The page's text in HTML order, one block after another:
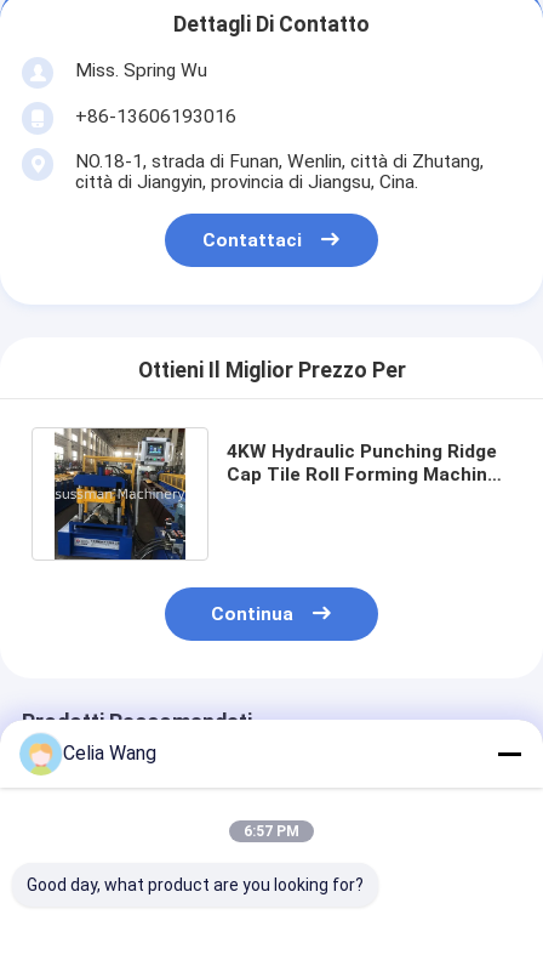
Dettagli Di Contatto
Miss. Spring Wu
+86-13606193016
NO.18-1, strada di Funan, Wenlin, città di Zhutang,
città di Jiangyin, provincia di Jiangsu, Cina.
Contattaci
Ottieni Il Miglior Prezzo Per
4KW Hydraulic Punching Ridge
Cap Tile Roll Forming Machine
Continua
Prodotti Raccomandati
Celia Wang
6:57 PM
Good day, what product are you looking for?